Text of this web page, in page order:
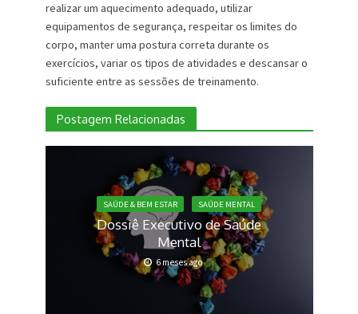
realizar um aquecimento adequado, utilizar
equipamentos de segurança, respeitar os limites do
corpo, manter uma postura correta durante os
exercícios, variar os tipos de atividades e descansar o
suficiente entre as sessões de treinamento.
Postagem Relacionadas
SAÚDE & BEM ESTAR SAÚDE MENTAL
Dossiê Executivo de Saúde
Mental
6 meses ago